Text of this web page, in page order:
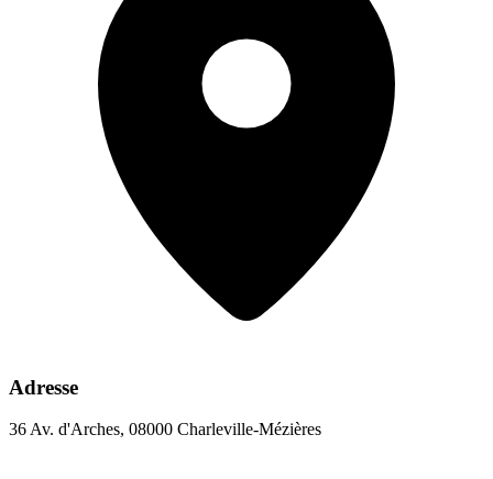
Adresse
36 Av. d'Arches, 08000 Charleville-Mézières